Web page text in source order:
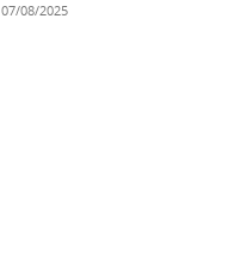
07/08/2025